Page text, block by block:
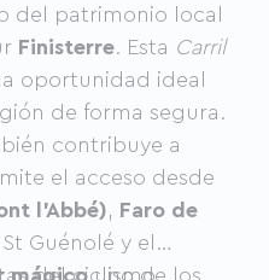
del patrimonio local
Finisterre. Esta Carril
oportunidad ideal
de forma segura.
contribuye a
el acceso desde
l'Abbé), Faro de
Guénolé y el
mágicouno de los
del ciclismo